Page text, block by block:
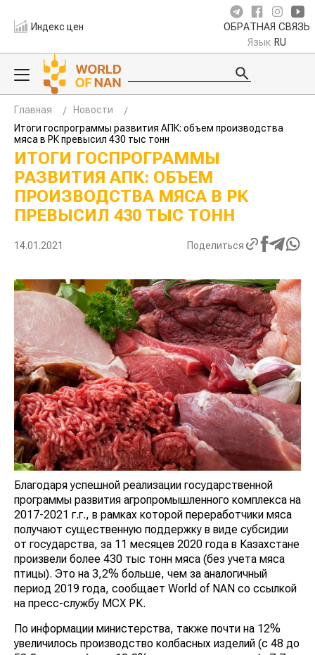
Индекс цен ОБРАТНАЯ СВЯЗЬ
Язык RU
Главная
Новости
Итоги госпрограммы развития АПК: объем производства
мяса в РК превысил 430 тыс тонн
ИТОГИ ГОСПРОГРАММЫ
РАЗВИТИЯ АПК: ОБЪЕМ
ПРОИЗВОДСТВА МЯСА В РК
ПРЕВЫСИЛ 430 ТЫС ТОНН
14.01.2021 Поделиться
Благодаря успешной реализации государственной
программы развития агропромышленного комплекса на
2017-2021 г.г., в рамках которой переработчики мяса
получают существенную поддержку в виде субсидии
от государства, за 11 месяцев 2020 года в Казахстане
произвели более 430 тыс тонн мяса (без учета мяса
птицы). Это на 3,2% больше, чем за аналогичный
период 2019 года, сообщает World of NAN со ссылкой
на пресс-службу МСХ РК.
По информации министерства, также почти на 12%
увеличилось производство колбасных изделий (с 48 до